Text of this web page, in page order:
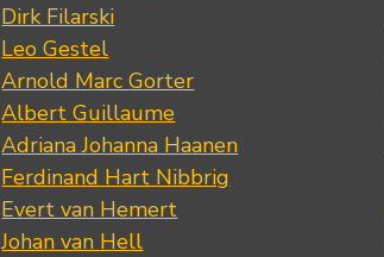
Dirk Filarski
Leo Gestel
Arnold Marc Gorter
Albert Guillaume
Adriana Johanna Haanen
Ferdinand Hart Nibbrig
Evert van Hemert
Johan van Hell